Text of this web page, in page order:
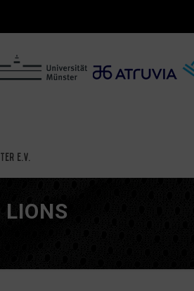
e.V.
LIONS